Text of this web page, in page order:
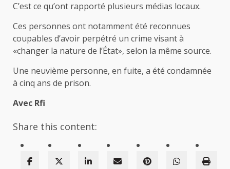
C’est ce qu’ont rapporté plusieurs médias locaux.
Ces personnes ont notamment été reconnues
coupables d’avoir perpétré un crime visant à
«changer la nature de l’État», selon la même source.
Une neuvième personne, en fuite, a été condamnée
à cinq ans de prison.
Avec Rfi
Share this content: